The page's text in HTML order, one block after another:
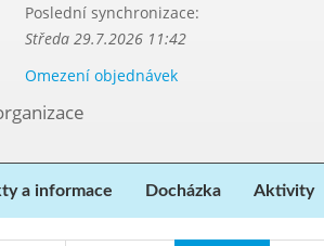
Poslední synchronizace:
Středa 29.7.2026 11:42
Omezení objednávek
a informace Docházka Aktivity